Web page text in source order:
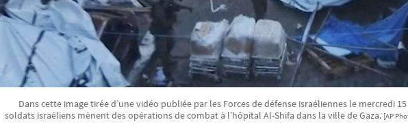
Dans cette image tirée d’une vidéo publiée par les Forces de défense israéliennes le mercredi
soldats israéliens mènent des opérations de combat à l’hôpital Al-Shifa dans la ville de Gaza. [AP